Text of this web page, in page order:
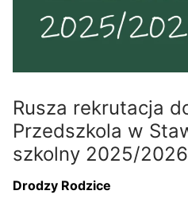
Rusza rekrutacja
Przedszkola w
szkolny 2025/
Drodzy Rodzice